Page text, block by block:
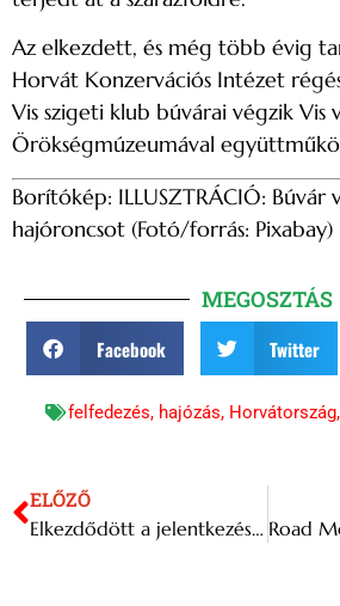
Az elkezdett, és még több évig
Horvát Konzervációs Intézet
Vis szigeti klub búvárai végzik Vis
Örökségmúzeumával
Borítókép: ILLUSZTRÁCIÓ: Búvár
hajóroncsot (Fotó/forrás: Pixabay)
MEGOSZTÁS
Facebook Twitter
felfedezés, hajózás, Horvátország,
ELŐZŐ
Elkezdődött a jelentkezés a 2026-os Jazz Showcase tehetségkutatóra